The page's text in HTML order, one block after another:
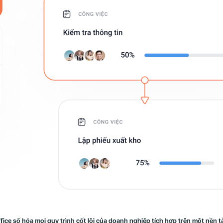
số hóa mọi quy trình cốt lõi của doanh nghiệp tích hợp trên một nền